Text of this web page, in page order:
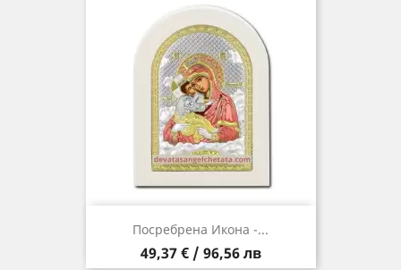
Посребрена Икона -...
Цена
49,37 € / 96,56 лв